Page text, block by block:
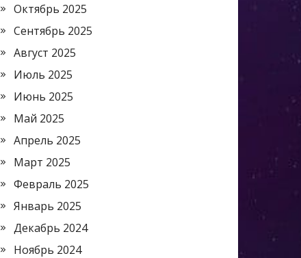
Октябрь 2025
Сентябрь 2025
Август 2025
Июль 2025
Июнь 2025
Май 2025
Апрель 2025
Март 2025
Февраль 2025
Январь 2025
Декабрь 2024
Ноябрь 2024